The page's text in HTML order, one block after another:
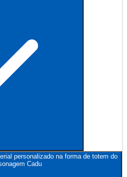
personalizado na forma de totem do
Cadu